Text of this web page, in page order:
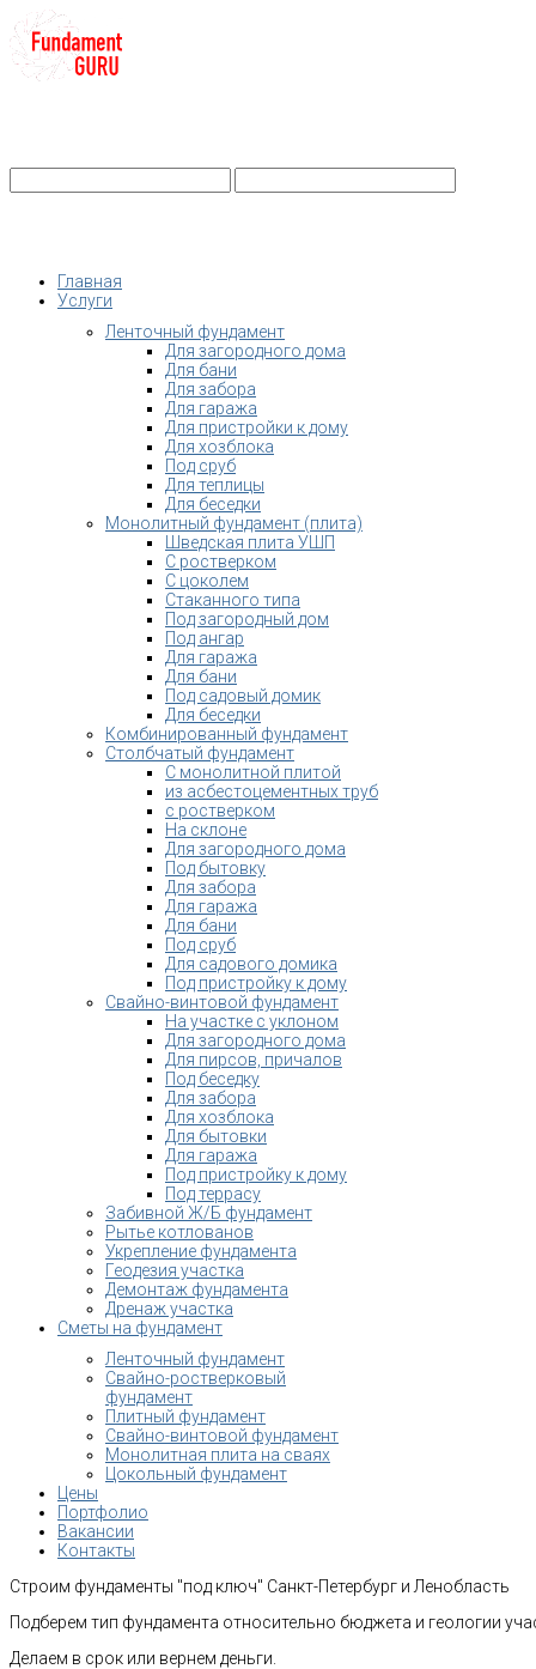
Главная
Услуги
Ленточный фундамент
Для загородного дома
Для бани
Для забора
Для гаража
Для пристройки к дому
Для хозблока
Под сруб
Для теплицы
Для беседки
Монолитный фундамент (плита)
Шведская плита УШП
С ростверком
С цоколем
Стаканного типа
Под загородный дом
Под ангар
Для гаража
Для бани
Под садовый домик
Для беседки
Комбинированный фундамент
Столбчатый фундамент
С монолитной плитой
из асбестоцементных труб
с ростверком
На склоне
Для загородного дома
Под бытовку
Для забора
Для гаража
Для бани
Под сруб
Для садового домика
Под пристройку к дому
Свайно-винтовой фундамент
На участке с уклоном
Для загородного дома
Для пирсов, причалов
Под беседку
Для забора
Для хозблока
Для бытовки
Для гаража
Под пристройку к дому
Под террасу
Забивной Ж/Б фундамент
Рытье котлованов
Укрепление фундамента
Геодезия участка
Демонтаж фундамента
Дренаж участка
Сметы на фундамент
Ленточный фундамент
Свайно-ростверковый
фундамент
Плитный фундамент
Свайно-винтовой фундамент
Монолитная плита на сваях
Цокольный фундамент
Цены
Портфолио
Вакансии
Контакты
Строим фундаменты "под ключ" Санкт-Петербург и Ленобласть
Подберем тип фундамента относительно бюджета и геологии
Делаем в срок или вернем деньги.